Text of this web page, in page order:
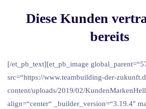
Diese Kunden
bereits
[/et_pb_text][et_pb_image
src=“https://www.teambuilding-der-
content/uploads/2019/02/
align=“center“ _builder_version=“3.19.4″